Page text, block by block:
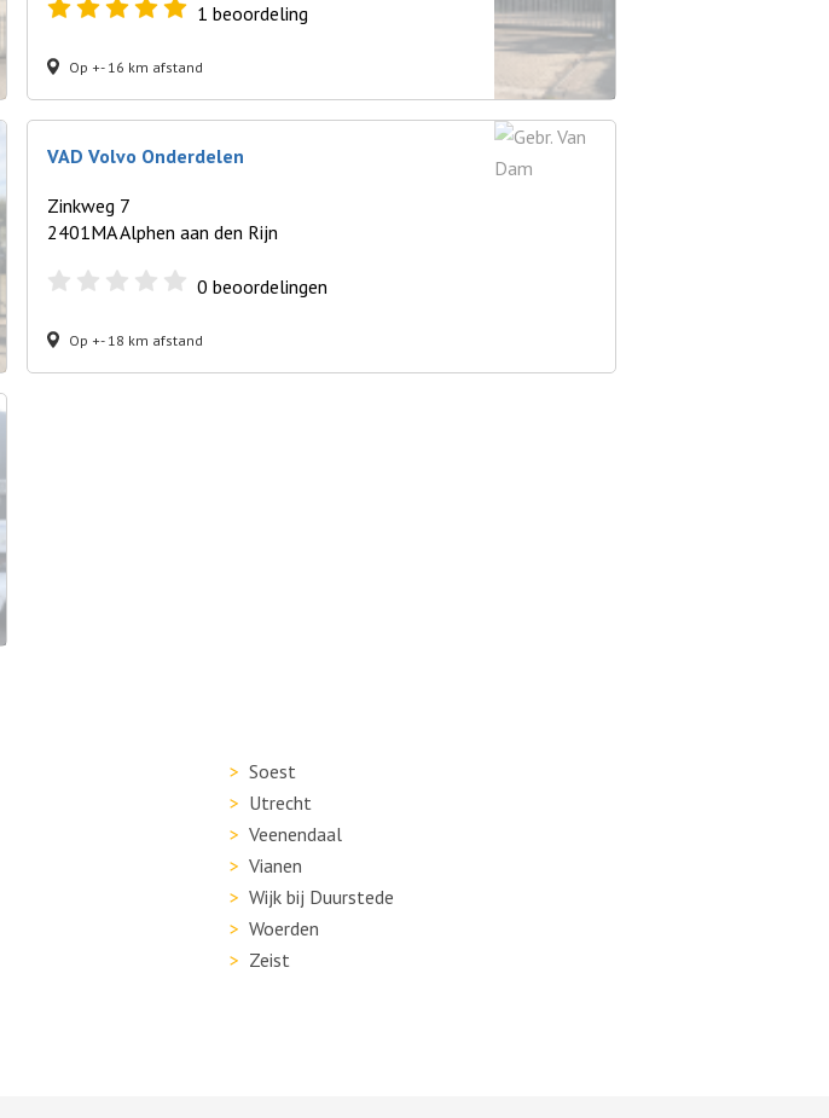
1 beoordeling
Op +- 16 km afstand
VAD Volvo Onderdelen
Zinkweg 7
2401MA Alphen aan den Rijn
0 beoordelingen
Op +- 18 km afstand
Soest
Utrecht
Veenendaal
Vianen
Wijk bij Duurstede
Woerden
Zeist